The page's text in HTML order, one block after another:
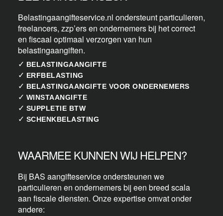
Belastingaangifteservice.nl ondersteunt particulieren,
freelancers, zzp’ers en ondernemers bij het correct
en fiscaal optimaal verzorgen van hun
belastingaangiften.
✓ BELASTINGAANGIFTE
✓ ERFBELASTING
✓ BELASTINGAANGIFTE VOOR ONDERNEMERS
✓ WINSTAANGIFTE
✓ SUPPLETIE BTW
✓ SCHENKBELASTING
WAARMEE KUNNEN WIJ HELPEN?
Bij BAS aangifteservice ondersteunen we
particulieren en ondernemers bij een breed scala
aan fiscale diensten. Onze expertise omvat onder
andere: